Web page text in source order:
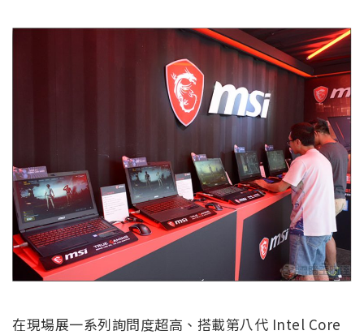
在現場展一系列詢問度超高、搭載第八代 Intel Core